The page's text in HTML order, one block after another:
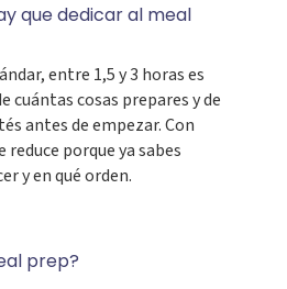
que dedicar al meal
entre 1,5 y 3 horas es
cuántas cosas prepares y de
antes de empezar. Con
porque ya sabes
y en qué orden.
prep?